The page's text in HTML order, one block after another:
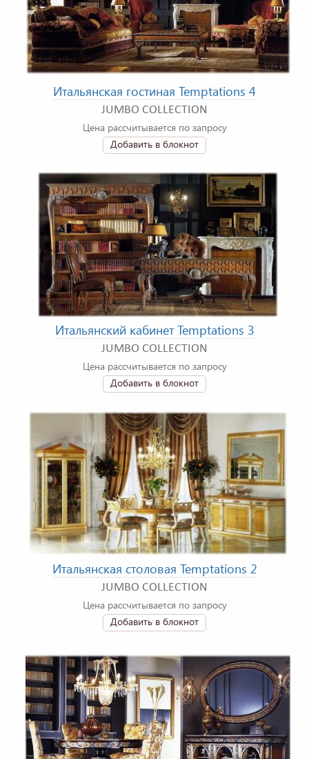
Итальянская гостиная Temptations 4
JUMBO COLLECTION
Цена рассчитывается по запросу
Добавить в блокнот
Итальянский кабинет Temptations 3
JUMBO COLLECTION
Цена рассчитывается по запросу
Добавить в блокнот
Итальянская столовая Temptations 2
JUMBO COLLECTION
Цена рассчитывается по запросу
Добавить в блокнот